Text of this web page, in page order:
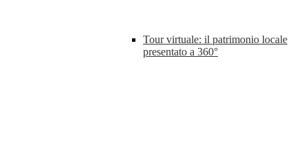
Tour virtuale: il patrimonio locale
presentato a 360°